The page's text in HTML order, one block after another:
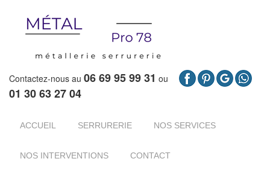
Contactez-nous au 06 69 95 99 31 ou
01 30 63 27 04
ACCUEIL SERRURERIE NOS SERVICES
NOS INTERVENTIONS CONTACT